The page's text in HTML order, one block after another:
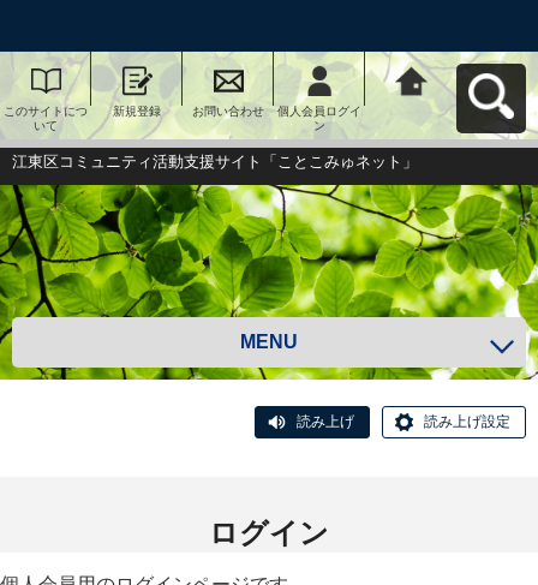
このサイトにつ
いて
新規登録 お問い合わせ
個人会員ログイ
ン
江東区コミュニ
ティ活動支援サ
イト「ことこみ
ゅネット」へ戻
る
江東区コミュニティ活動支援サイト「ことこみゅネット」
MENU
読み上げ 読み上げ設定
ログイン